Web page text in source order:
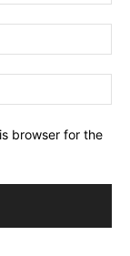
browser for the